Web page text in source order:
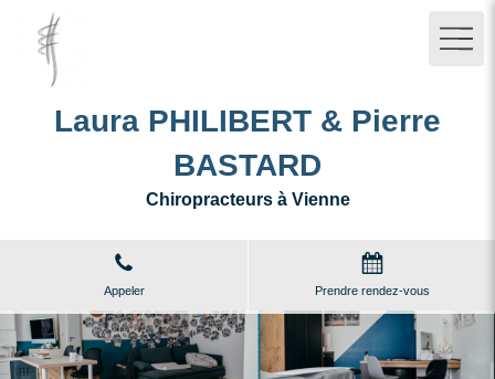
Laura PHILIBERT & Pierre
BASTARD
Chiropracteurs à Vienne
Appeler Prendre rendez-vous